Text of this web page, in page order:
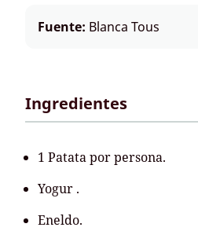
Fuente: Blanca Tous
Ingredientes
1 Patata por persona.
Yogur .
Eneldo.